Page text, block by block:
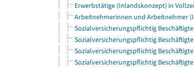
Erwerbstätige (Inlandskonzept) in
Arbeitnehmerinnen und Arbeitnehmer
Sozialversicherungspflichtig
Sozialversicherungspflichtig
Sozialversicherungspflichtig
Sozialversicherungspflichtig